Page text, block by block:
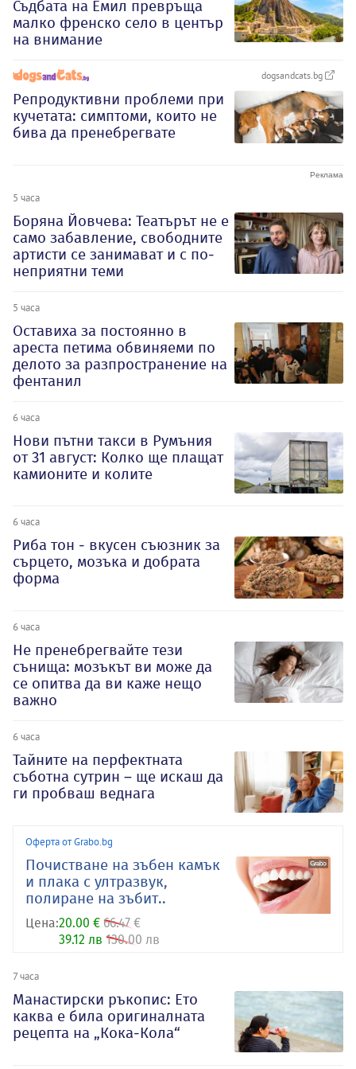
Съдбата на Емил превръща
малко френско село в център
на внимание
dogsandcats.bg
Репродуктивни проблеми при
кучетата: симптоми, които не
бива да пренебрегвате
5 часа
Боряна Йовчева: Театърът не е
само забавление, свободните
артисти се занимават и с по-
неприятни теми
5 часа
Оставиха за постоянно в
ареста петима обвиняеми по
делото за разпространение на
фентанил
6 часа
Нови пътни такси в Румъния
от 31 август: Колко ще плащат
камионите и колите
6 часа
Риба тон - вкусен съюзник за
сърцето, мозъка и добрата
форма
6 часа
Не пренебрегвайте тези
сънища: мозъкът ви може да
се опитва да ви каже нещо
важно
6 часа
Тайните на перфектната
съботна сутрин – ще искаш да
ги пробваш веднага
Оферта от Grabo.bg
Почистване на зъбен камък
и плака с ултразвук,
полиране на зъбит..
Цена:20.00 € 66.47 €
39.12 лв 130.00 лв
7 часа
Манастирски ръкопис: Ето
каква е била оригиналната
рецепта на „Кока-Кола“